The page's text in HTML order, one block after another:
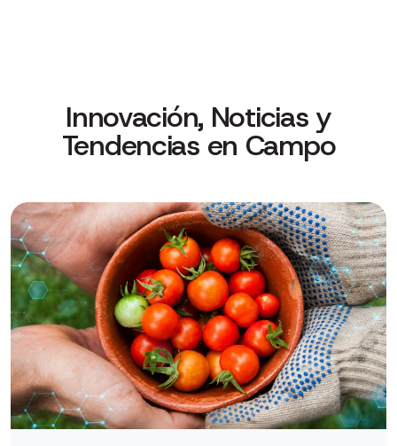
Innovación, Noticias y
Tendencias en Campo